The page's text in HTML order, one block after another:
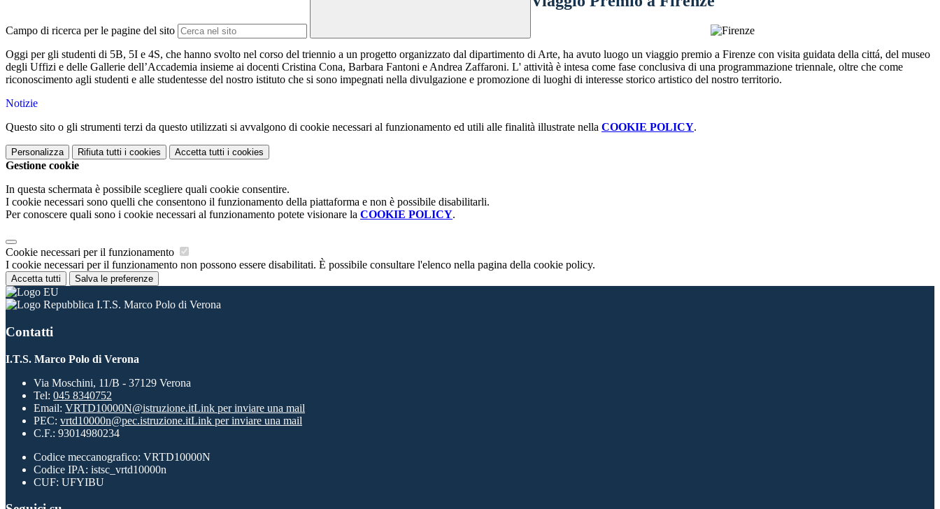
Campo di ricerca per le pagine del sito
Oggi per gli studenti di 5B, 5I e 4S, che hanno svolto nel corso del triennio a un progetto organizzato dal dipartimento di Arte, ha avuto luogo un viaggio premio a Firenze con visita guidata della cittá, del museo
degli Uffizi e delle Gallerie dell’Accademia insieme ai docenti Cristina Cona, Barbara Fantoni e Andrea Zaffaroni. L' attività è intesa come fase conclusiva di una programmazione triennale, oltre che come
riconoscimento agli studenti e alle studentesse del nostro istituto che si sono impegnati nella divulgazione e promozione di luoghi di interesse storico artistico del nostro territorio.
Notizie
Questo sito o gli strumenti terzi da questo utilizzati si avvalgono di cookie necessari al funzionamento ed utili alle finalità illustrate nella COOKIE POLICY.
Personalizza Rifiuta tutti i cookies Accetta tutti i cookies
Gestione cookie
In questa schermata è possibile scegliere quali cookie consentire.
I cookie necessari sono quelli che consentono il funzionamento della piattaforma e non è possibile disabilitarli.
Per conoscere quali sono i cookie necessari al funzionamento potete visionare la COOKIE POLICY.
Cookie necessari per il funzionamento
I cookie necessari per il funzionamento non possono essere disabilitati. È possibile consultare l'elenco nella pagina della cookie policy.
Accetta tutti Salva le preferenze
I.T.S. Marco Polo di Verona
Contatti
I.T.S. Marco Polo di Verona
Via Moschini, 11/B - 37129 Verona
Tel: 045 8340752
Email: VRTD10000N@istruzione.itLink per inviare una mail
PEC: vrtd10000n@pec.istruzione.itLink per inviare una mail
C.F.: 93014980234
Codice meccanografico: VRTD10000N
Codice IPA: istsc_vrtd10000n
CUF: UFYIBU